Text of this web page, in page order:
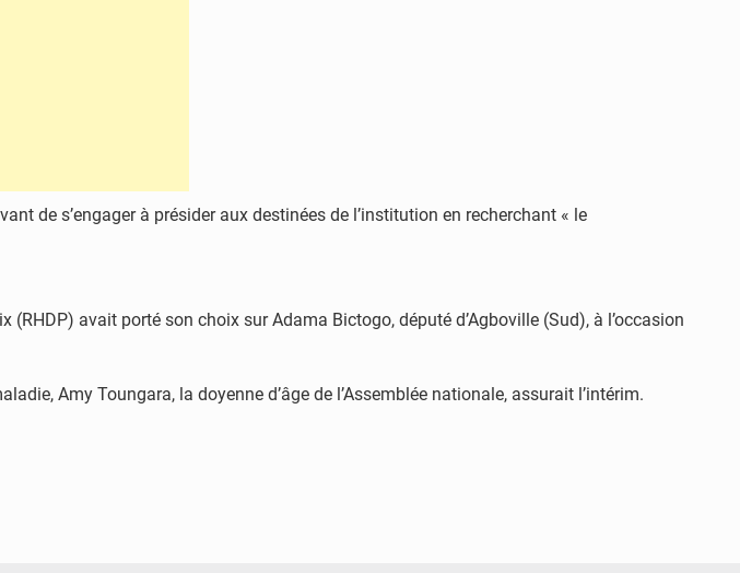
de s’engager à présider aux destinées de l’institution en recherchant « le
avait porté son choix sur Adama Bictogo, député d’Agboville (Sud), à l’occasion
Amy Toungara, la doyenne d’âge de l’Assemblée nationale, assurait l’intérim.